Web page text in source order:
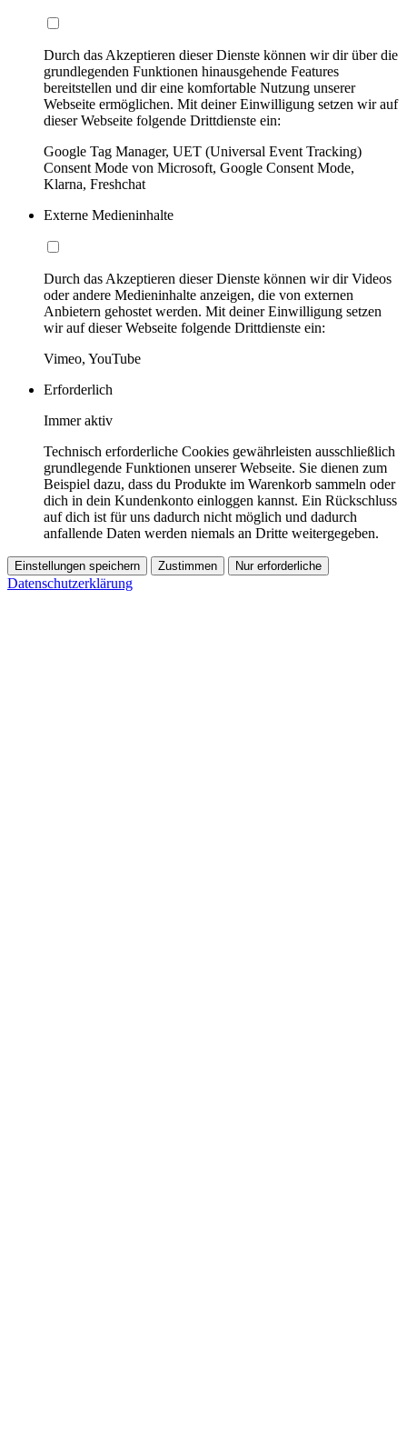
Durch das Akzeptieren dieser Dienste können wir dir über die
grundlegenden Funktionen hinausgehende Features
bereitstellen und dir eine komfortable Nutzung unserer
Webseite ermöglichen. Mit deiner Einwilligung setzen wir auf
dieser Webseite folgende Drittdienste ein:
Google Tag Manager, UET (Universal Event Tracking)
Consent Mode von Microsoft, Google Consent Mode,
Klarna, Freshchat
Externe Medieninhalte
Durch das Akzeptieren dieser Dienste können wir dir Videos
oder andere Medieninhalte anzeigen, die von externen
Anbietern gehostet werden. Mit deiner Einwilligung setzen
wir auf dieser Webseite folgende Drittdienste ein:
Vimeo, YouTube
Erforderlich
Immer aktiv
Technisch erforderliche Cookies gewährleisten ausschließlich
grundlegende Funktionen unserer Webseite. Sie dienen zum
Beispiel dazu, dass du Produkte im Warenkorb sammeln oder
dich in dein Kundenkonto einloggen kannst. Ein Rückschluss
auf dich ist für uns dadurch nicht möglich und dadurch
anfallende Daten werden niemals an Dritte weitergegeben.
Einstellungen speichern Zustimmen Nur erforderliche
Datenschutzerklärung